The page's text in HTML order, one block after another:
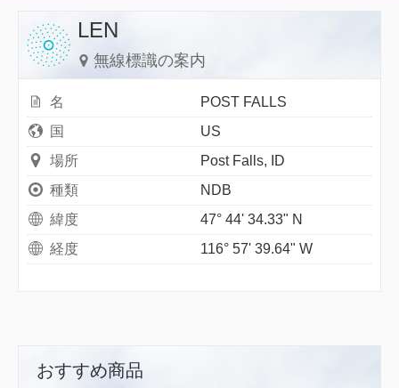
LEN
無線標識の案内
名
POST FALLS
国
US
場所
Post Falls, ID
種類
NDB
緯度
47° 44' 34.33" N
経度
116° 57' 39.64" W
おすすめ商品